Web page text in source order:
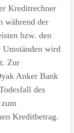
Kreditrechner
während der
bzw. den
wird
Zur
Anker Bank
des
Kreditbetrag.